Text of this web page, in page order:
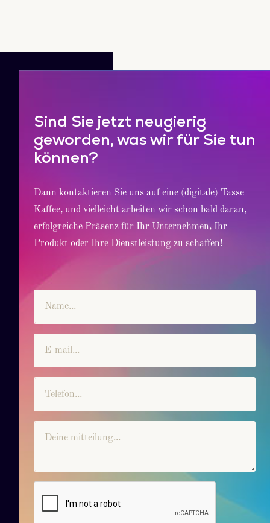
Sind Sie jetzt neugierig
geworden, was wir für Sie tun
können?
Dann kontaktieren Sie uns auf eine (digitale) Tasse
Kaffee, und vielleicht arbeiten wir schon bald daran,
erfolgreiche Präsenz für Ihr Unternehmen, Ihr
Produkt oder Ihre Dienstleistung zu schaffen!